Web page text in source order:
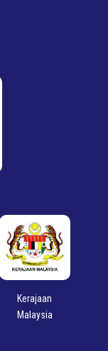
Kerajaan
Malaysia